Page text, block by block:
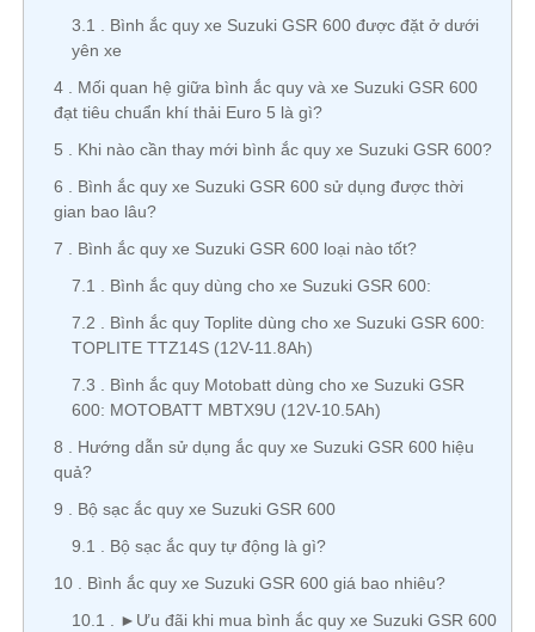
3.1
Bình ắc quy xe Suzuki GSR 600 được đặt ở dưới
yên xe
4
Mối quan hệ giữa bình ắc quy và xe Suzuki GSR 600
đạt tiêu chuẩn khí thải Euro 5 là gì?
5
Khi nào cần thay mới bình ắc quy xe Suzuki GSR 600?
6
Bình ắc quy xe Suzuki GSR 600 sử dụng được thời
gian bao lâu?
7
Bình ắc quy xe Suzuki GSR 600 loại nào tốt?
7.1
Bình ắc quy dùng cho xe Suzuki GSR 600:
7.2
Bình ắc quy Toplite dùng cho xe Suzuki GSR 600:
TOPLITE TTZ14S (12V-11.8Ah)
7.3
Bình ắc quy Motobatt dùng cho xe Suzuki GSR
600: MOTOBATT MBTX9U (12V-10.5Ah)
8
Hướng dẫn sử dụng ắc quy xe Suzuki GSR 600 hiệu
quả?
9
Bộ sạc ắc quy xe Suzuki GSR 600
9.1
Bộ sạc ắc quy tự động là gì?
10
Bình ắc quy xe Suzuki GSR 600 giá bao nhiêu?
10.1
►Ưu đãi khi mua bình ắc quy xe Suzuki GSR 600